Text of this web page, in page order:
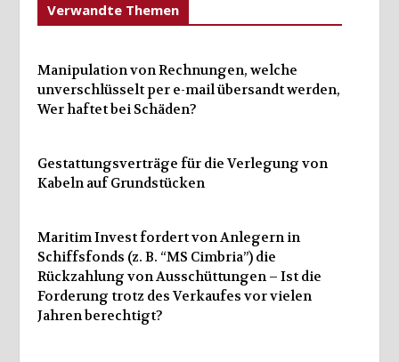
Verwandte Themen
Manipulation von Rechnungen, welche
unverschlüsselt per e-mail übersandt werden,
Wer haftet bei Schäden?
Gestattungsverträge für die Verlegung von
Kabeln auf Grundstücken
Maritim Invest fordert von Anlegern in
Schiffsfonds (z. B. “MS Cimbria”) die
Rückzahlung von Ausschüttungen – Ist die
Forderung trotz des Verkaufes vor vielen
Jahren berechtigt?